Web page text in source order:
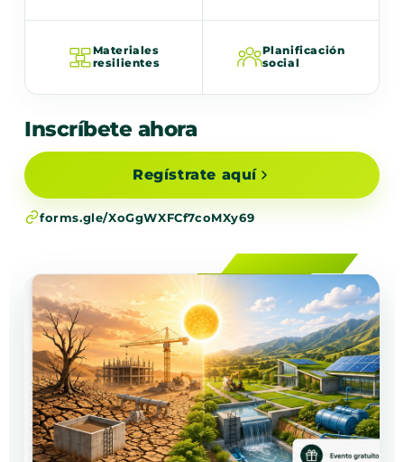
Materiales
resilientes
Planificación
social
Inscríbete ahora
Regístrate aquí
forms.gle/XoGgWXFCf7coMXy69